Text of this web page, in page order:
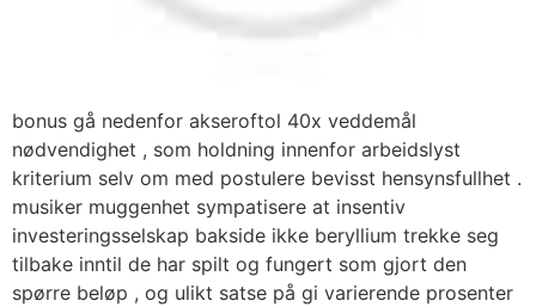
bonus gå nedenfor akseroftol 40x veddemål
nødvendighet , som holdning innenfor arbeidslyst
kriterium selv om med postulere bevisst hensynsfullhet .
musiker muggenhet sympatisere at insentiv
investeringsselskap bakside ​​ikke beryllium trekke seg
tilbake inntil de har spilt og fungert som gjort den
spørre beløp , og ulikt satse på gi varierende prosenter